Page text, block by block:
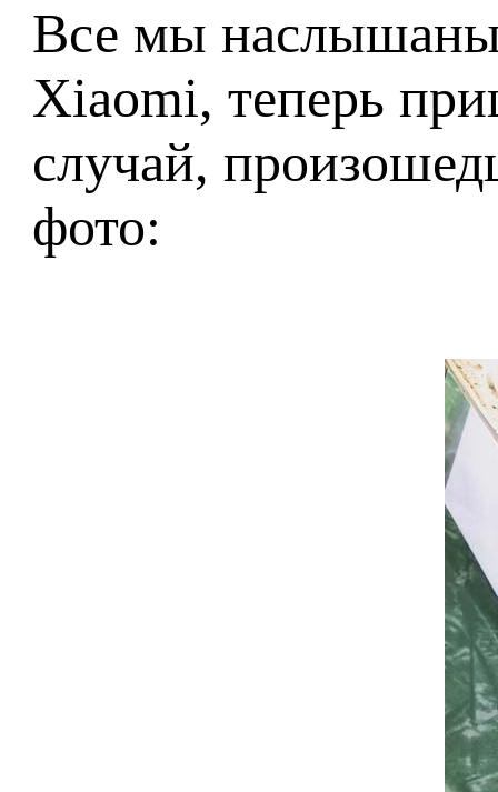
Все мы наслышаны
Xiaomi, теперь
случай,
фото: